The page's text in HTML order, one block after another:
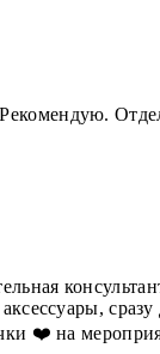
❤️ на